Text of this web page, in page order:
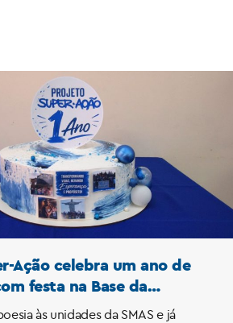
Ação celebra um ano de
festa na Base da
às unidades da SMAS e já